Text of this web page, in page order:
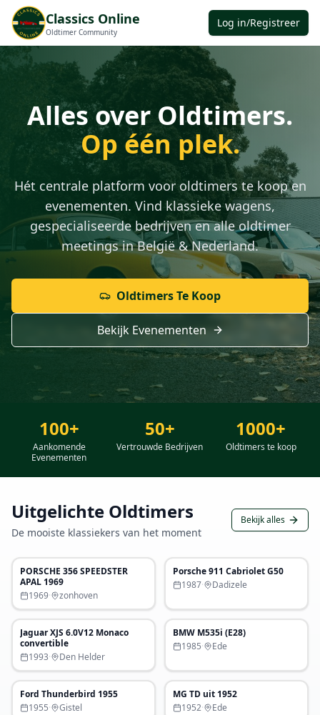
Classics Online
Oldtimer Community
Log in/Registreer
Alles over Oldtimers.
Op één plek.
Hét centrale platform voor oldtimers te koop en
evenementen. Vind klassieke wagens,
gespecialiseerde bedrijven en alle oldtimer
meetings in België & Nederland.
Oldtimers Te Koop
Bekijk Evenementen
100+
Aankomende
Evenementen
50+
Vertrouwde Bedrijven
1000+
Oldtimers te koop
Uitgelichte Oldtimers
De mooiste klassiekers van het moment
Bekijk alles
Uitgelicht
PORSCHE 356 SPEEDSTER
APAL 1969
1969· zonhoven
Uitgelicht
Porsche 911 Cabriolet G50
1987· Dadizele
Uitgelicht
€ 85.000
Jaguar XJS 6.0V12 Monaco
convertible
1993· Den Helder
Uitgelicht
€ 29.500
BMW M535i (E28)
1985· Ede
Uitgelicht
P.O.A.
Ford Thunderbird 1955
1955· Gistel
Uitgelicht
€ 18.950
MG TD uit 1952
1952· Ede